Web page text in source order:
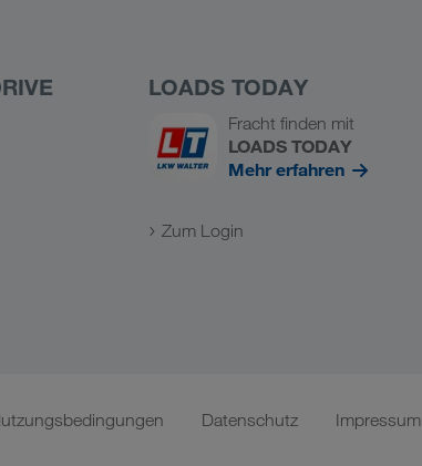
LOADS TODAY
Fracht finden mit
LOADS TODAY
Mehr erfahren
Zum Login
Datenschutz Impressum